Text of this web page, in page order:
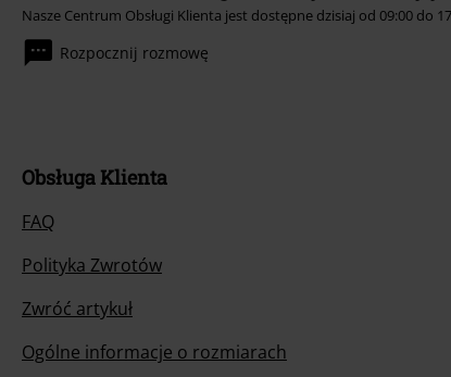
Nasze Centrum Obsługi Klienta jest dostępne dzisiaj od 09:00 do
Rozpocznij rozmowę
Obsługa Klienta
FAQ
Polityka Zwrotów
Zwróć artykuł
Ogólne informacje o rozmiarach